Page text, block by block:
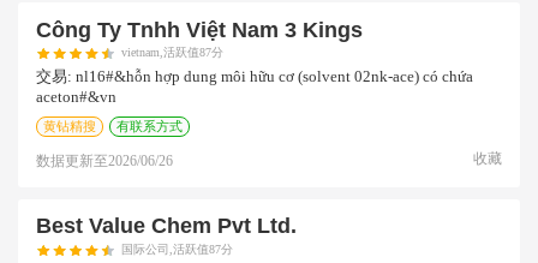
Công Ty Tnhh Việt Nam 3 Kings
vietnam,活跃值87分
交易: nl16#&hỗn hợp dung môi hữu cơ (solvent 02nk-ace) có chứa
aceton#&vn
黄钻精搜 有联系方式
数据更新至2026/06/26 收藏
Best Value Chem Pvt Ltd.
国际公司,活跃值87分